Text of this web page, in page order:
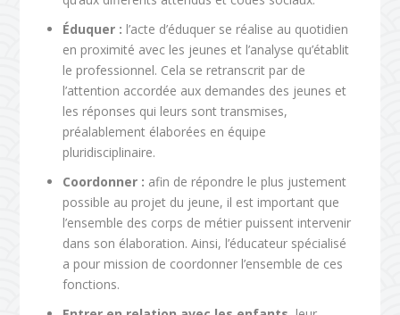
Éduquer : l’acte d’éduquer se réalise au quotidien
en proximité avec les jeunes et l’analyse qu’établit
le professionnel. Cela se retranscrit par de
l’attention accordée aux demandes des jeunes et
les réponses qui leurs sont transmises,
préalablement élaborées en équipe
pluridisciplinaire.
Coordonner : afin de répondre le plus justement
possible au projet du jeune, il est important que
l’ensemble des corps de métier puissent intervenir
dans son élaboration. Ainsi, l’éducateur spécialisé
a pour mission de coordonner l’ensemble de ces
fonctions.